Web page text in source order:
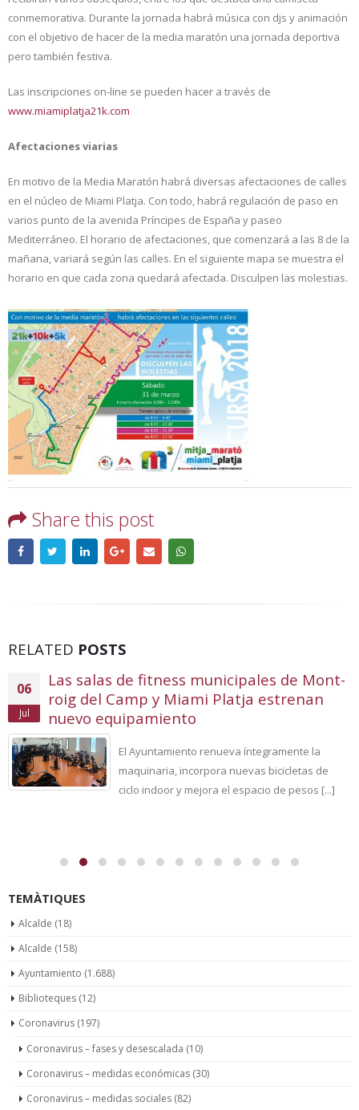
conmemorativa. Durante la jornada habrá música con djs y animación
con el objetivo de hacer de la media maratón una jornada deportiva
pero también festiva.
Las inscripciones on-line se pueden hacer a través de
www.miamiplatja21k.com
Afectaciones viarias
En motivo de la Media Maratón habrá diversas afectaciones de calles
en el núcleo de Miami Platja. Con todo, habrá regulación de paso en
varios punto de la avenida Príncipes de España y paseo
Mediterráneo. El horario de afectaciones, que comenzará a las 8 de la
mañana, variará según las calles. En el siguiente mapa se muestra el
horario en que cada zona quedará afectada. Disculpen las molestias.
Share this post
RELATED POSTS
06
Jul
Las salas de fitness municipales de Mont-
roig del Camp y Miami Platja estrenan
nuevo equipamiento
El Ayuntamiento renueva íntegramente la
maquinaria, incorpora nuevas bicicletas de
ciclo indoor y mejora el espacio de pesos [...]
TEMÀTIQUES
Alcalde (18)
Alcalde (158)
Ayuntamiento (1.688)
Biblioteques (12)
Coronavirus (197)
Coronavirus – fases y desescalada (10)
Coronavirus – medidas económicas (30)
Coronavirus – medidas sociales (82)